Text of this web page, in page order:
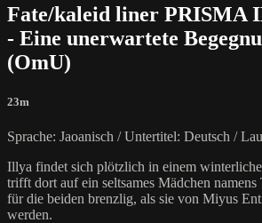
Fate/kaleid liner PRISMA
- Eine unerwartete
(OmU)
23m
Sprache: Jaoanisch / Untertitel: Deutsch /
Illya findet sich plötzlich in einem
trifft dort auf ein seltsames Mädchen
für die beiden brenzlig, als sie von Miyus
werden.